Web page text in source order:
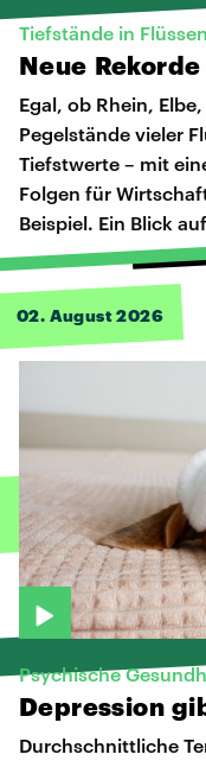
Tiefstände in Flüssen
Neue Rekorde
Egal, ob Rhein,
Pegelstände vieler
Tiefstwerte – mit
Folgen für
Beispiel. Ein Blick
02. August 2026
Psychische
Depression
Durchschnittliche